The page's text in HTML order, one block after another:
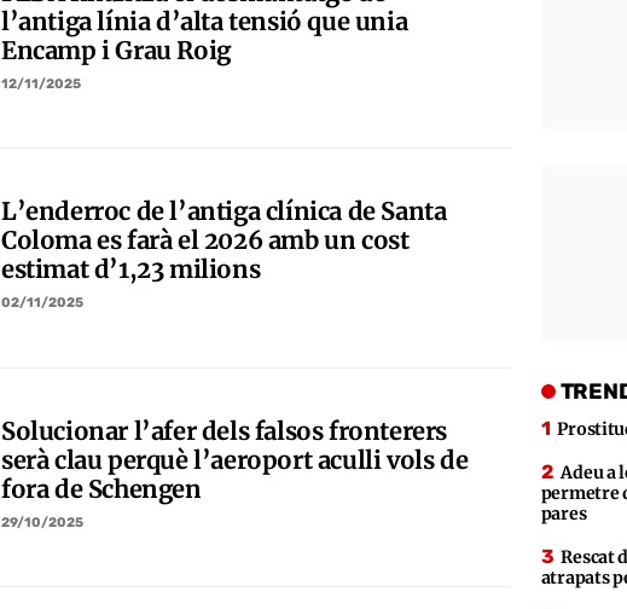
l’antiga línia d’alta tensió que unia
Encamp i Grau Roig
12/11/2025
L’enderroc de l’antiga clínica de Santa
Coloma es farà el 2026 amb un cost
estimat d’1,23 milions
02/11/2025
Solucionar l’afer dels falsos fronterers
serà clau perquè l’aeroport aculli vols de
fora de Schengen
29/10/2025
Adeu a
permetre
pares
Rescat
atrapats